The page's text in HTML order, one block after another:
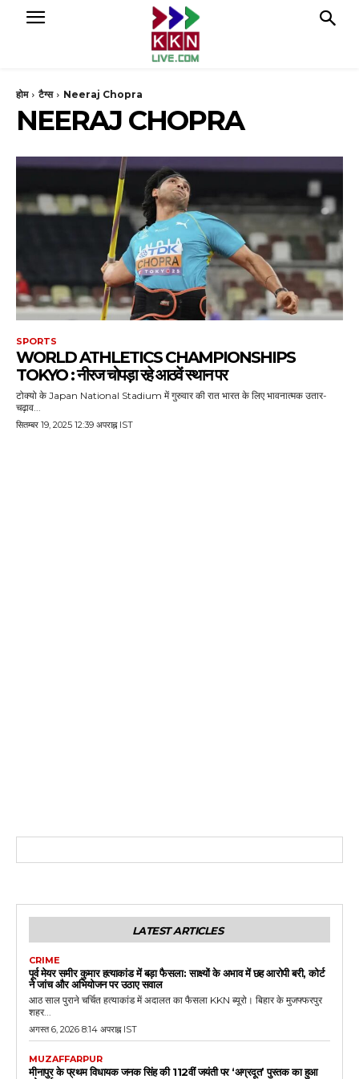
होम टैग्स Neeraj Chopra
NEERAJ CHOPRA
SPORTS
WORLD ATHLETICS CHAMPIONSHIPS
TOKYO : नीरज चोपड़ा रहे आठवें स्थान पर
टोक्यो के Japan National Stadium में गुरुवार की रात भारत के लिए भावनात्मक उतार-
चढ़ाव...
सितम्बर 19, 2025 12:39 अपराह्न IST
LATEST ARTICLES
CRIME
पूर्व मेयर समीर कुमार हत्याकांड में बड़ा फैसला: साक्ष्यों के अभाव में छह आरोपी बरी, कोर्ट
ने जांच और अभियोजन पर उठाए सवाल
आठ साल पुराने चर्चित हत्याकांड में अदालत का फैसला KKN ब्यूरो। बिहार के मुजफ्फरपुर
शहर...
अगस्त 6, 2026 8:14 अपराह्न IST
MUZAFFARPUR
मीनापुर के प्रथम विधायक जनक सिंह की 112वीं जयंती पर ‘अग्रदूत’ पुस्तक का हुआ